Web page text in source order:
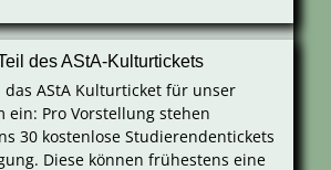
des AStA-Kulturtickets
das AStA Kulturticket für unser
ein: Pro Vorstellung stehen
30 kostenlose Studierendentickets
Diese können frühestens eine